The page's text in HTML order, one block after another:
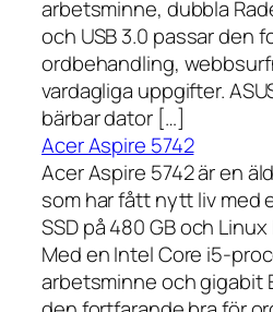
arbetsminne, dubbla
och USB 3.0 passar den
ordbehandling,
vardagliga uppgifter.
bärbar dator […]
Acer Aspire 5742
Acer Aspire 5742 är en
som har fått nytt liv med
SSD på 480 GB och Linux
Med en Intel Core i5-
arbetsminne och gigabit